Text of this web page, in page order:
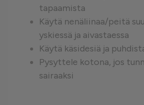
tapaamista
Käytä nenäliinaa/peitä
yskiessä ja aivastaessa
Käytä käsidesiä ja
Pysyttele kotona, jos
sairaaksi